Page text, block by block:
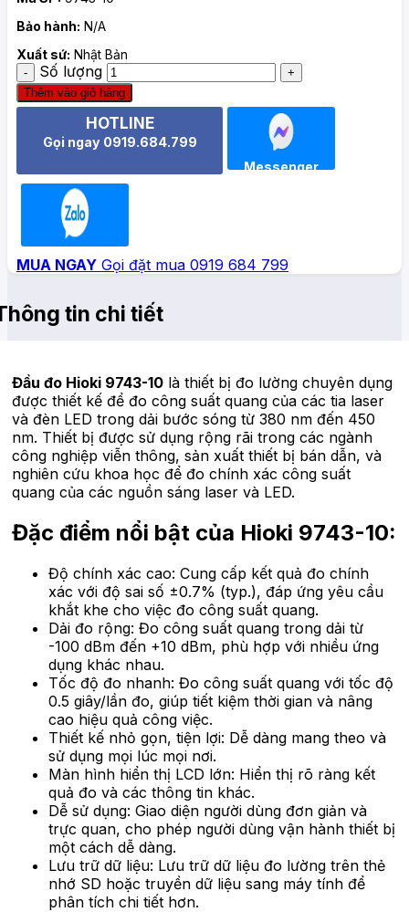
Bảo hành: N/A
Xuất sứ: Nhật Bản
Số lượng
Thêm vào giỏ hàng
HOTLINE
Gọi ngay 0919.684.799
Messenger
MUA NGAY Gọi đặt mua 0919 684 799
tin chi tiết
Đầu đo Hioki 9743-10 là thiết bị đo lường chuyên dụng
được thiết kế để đo công suất quang của các tia laser
và đèn LED trong dải bước sóng từ 380 nm đến 450
nm. Thiết bị được sử dụng rộng rãi trong các ngành
công nghiệp viễn thông, sản xuất thiết bị bán dẫn, và
nghiên cứu khoa học để đo chính xác công suất
quang của các nguồn sáng laser và LED.
Đặc điểm nổi bật của Hioki 9743-10:
Độ chính xác cao: Cung cấp kết quả đo chính
xác với độ sai số ±0.7% (typ.), đáp ứng yêu cầu
khắt khe cho việc đo công suất quang.
Dải đo rộng: Đo công suất quang trong dải từ
-100 dBm đến +10 dBm, phù hợp với nhiều ứng
dụng khác nhau.
Tốc độ đo nhanh: Đo công suất quang với tốc độ
0.5 giây/lần đo, giúp tiết kiệm thời gian và nâng
cao hiệu quả công việc.
Thiết kế nhỏ gọn, tiện lợi: Dễ dàng mang theo và
sử dụng mọi lúc mọi nơi.
Màn hình hiển thị LCD lớn: Hiển thị rõ ràng kết
quả đo và các thông tin khác.
Dễ sử dụng: Giao diện người dùng đơn giản và
trực quan, cho phép người dùng vận hành thiết bị
một cách dễ dàng.
Lưu trữ dữ liệu: Lưu trữ dữ liệu đo lường trên thẻ
nhớ SD hoặc truyền dữ liệu sang máy tính để
phân tích chi tiết hơn.